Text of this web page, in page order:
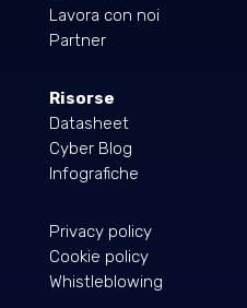
Lavora con noi
Partner
Risorse
Datasheet
Cyber Blog
Infografiche
Privacy policy
Cookie policy
Whistleblowing